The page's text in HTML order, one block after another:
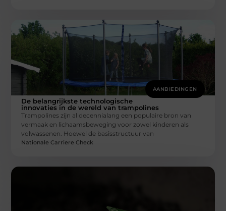
AANBIEDINGEN
De belangrijkste technologische
innovaties in de wereld van trampolines
Trampolines zijn al decennialang een populaire bron van
vermaak en lichaamsbeweging voor zowel kinderen als
volwassenen. Hoewel de basisstructuur van
Nationale Carriere Check